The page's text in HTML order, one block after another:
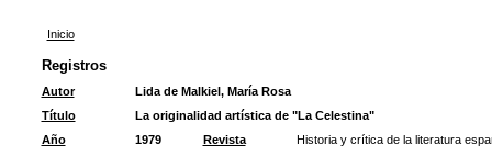
Inicio
Registros
Autor
Lida de Malkiel, María Rosa
Título
La originalidad artística de "La Celestina"
Año
1979 Revista
Historia y crítica de la literatura